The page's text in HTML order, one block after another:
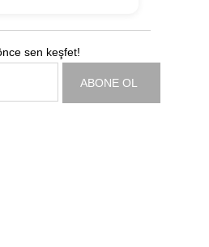
sen keşfet!
ABONE OL